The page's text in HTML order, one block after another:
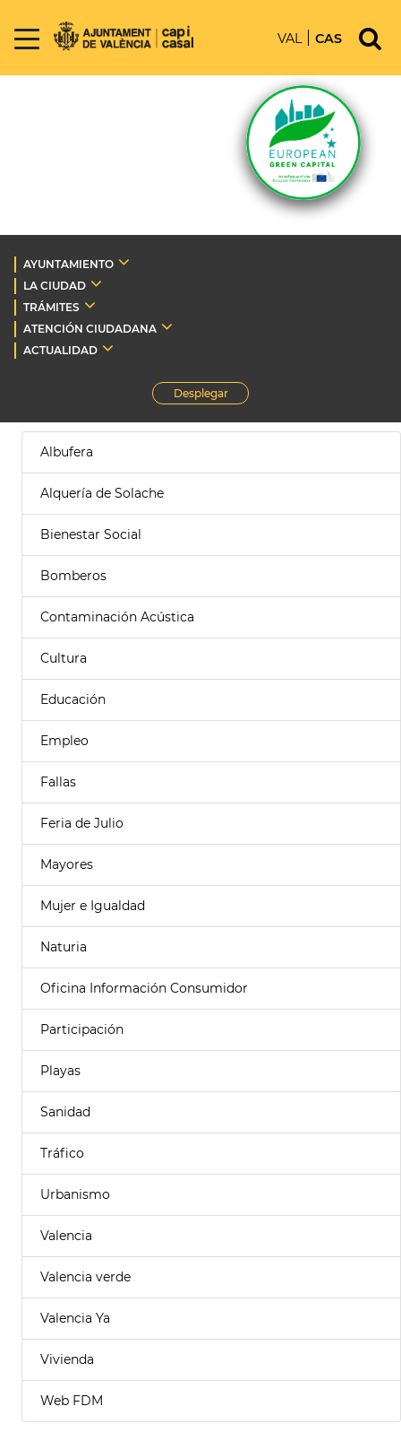
VAL CAS
AYUNTAMIENTO
LA CIUDAD
TRÁMITES
ATENCIÓN CIUDADANA
ACTUALIDAD
Desplegar
Albufera
Alquería de Solache
Bienestar Social
Bomberos
Contaminación Acústica
Cultura
Educación
Empleo
Fallas
Feria de Julio
Mayores
Mujer e Igualdad
Naturia
Oficina Información Consumidor
Participación
Playas
Sanidad
Tráfico
Urbanismo
Valencia
Valencia verde
Valencia Ya
Vivienda
Web FDM